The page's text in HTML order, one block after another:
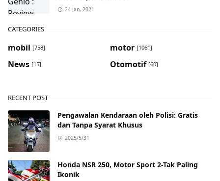
24 Jan, 2021
CATEGORIES
mobil [758] motor [1061]
News [15] Otomotif [60]
RECENT POST
Pengawalan Kendaraan oleh Polisi: Gratis
dan Tanpa Syarat Khusus
2025/5/31
Honda NSR 250, Motor Sport 2-Tak Paling
Ikonik